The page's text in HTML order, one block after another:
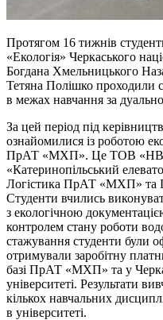
Протягом 16 тижнів
«Екологія» Черкаського
Богдана Хмельницького
Тетяна Полішко
в межах навчання за
За цей період під
ознайомилися із роботою
ПрАТ «МХП». Це ТОВ
«Катеринопільський
Логістика ПрАТ «МХП»
Студенти вчились
з екологічною
контролем стану роботи
стажування студенти були
отримували заробітну
базі ПрАТ «МХП» та у
університеті. Результати
кількох навчальних
в університеті.